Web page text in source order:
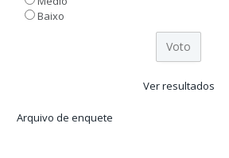
Baixo
Ver resultados
Arquivo de enquete